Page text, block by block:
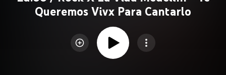
Queremos Vivx Para Cantarlo